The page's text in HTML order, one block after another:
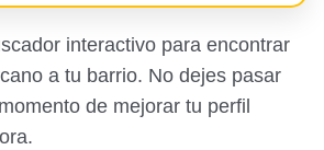
Canelones
planes especiales.
interactivo para encontrar
a tu barrio. No dejes pasar
de mejorar tu perfil